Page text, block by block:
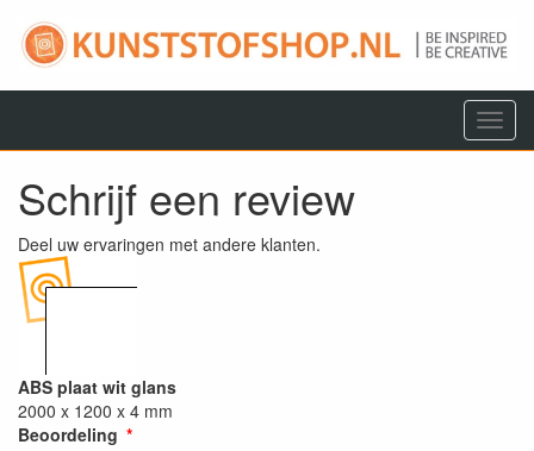
Menu
Schrijf een review
Deel uw ervaringen met andere klanten.
ABS plaat wit glans
2000 x 1200 x 4 mm
Beoordeling